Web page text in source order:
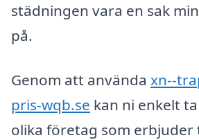
städningen vara en sak
på.
Genom att använda xn--
pris-wqb.se kan ni enkelt
olika företag som